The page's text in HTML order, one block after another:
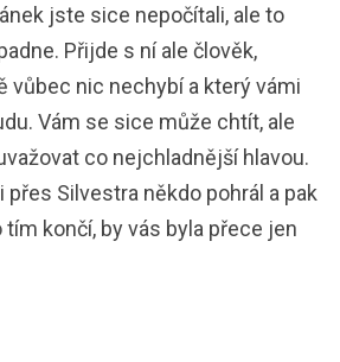
jste sice nepočítali, ale to
Přijde s ní ale člověk,
vůbec nic nechybí a který vámi
Vám se sice může chtít, ale
co nejchladnější hlavou.
přes Silvestra někdo pohrál a pak
končí, by vás byla přece jen